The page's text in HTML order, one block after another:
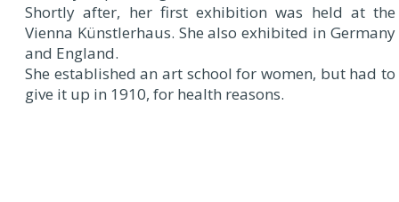
Shortly after, her first exhibition was held at the
Vienna Künstlerhaus. She also exhibited in Germany
and England.
She established an art school for women, but had to
give it up in 1910, for health reasons.